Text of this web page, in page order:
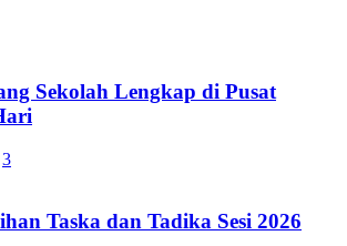
Sekolah Lengkap di Pusat
3
Taska dan Tadika Sesi 2026